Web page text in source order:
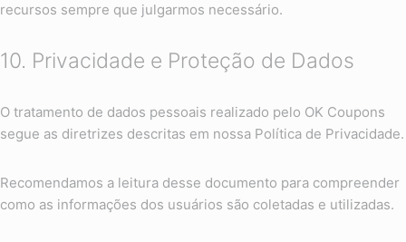
recursos sempre que julgarmos necessário.
10. Privacidade e Proteção de Dados
O tratamento de dados pessoais realizado pelo OK Coupons
segue as diretrizes descritas em nossa Política de Privacidade.
Recomendamos a leitura desse documento para compreender
como as informações dos usuários são coletadas e utilizadas.